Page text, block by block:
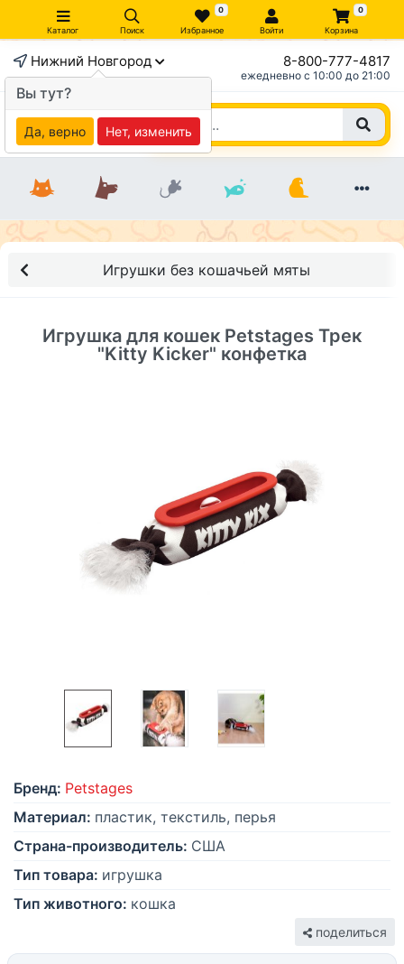
Каталог Поиск
0
Избранное Войти
0
Корзина
Нижний Новгород 8-800-777-4817
ежедневно c 10:00 до 21:00
Игрушки без кошачьей мяты
Игрушка для кошек Petstages Трек
"Kitty Kicker" конфетка
Бренд: Petstages
Материал: пластик, текстиль, перья
Страна-производитель: США
Тип товара: игрушка
Тип животного: кошка
поделиться
×
Вы тут?
Да, верно Нет, изменить